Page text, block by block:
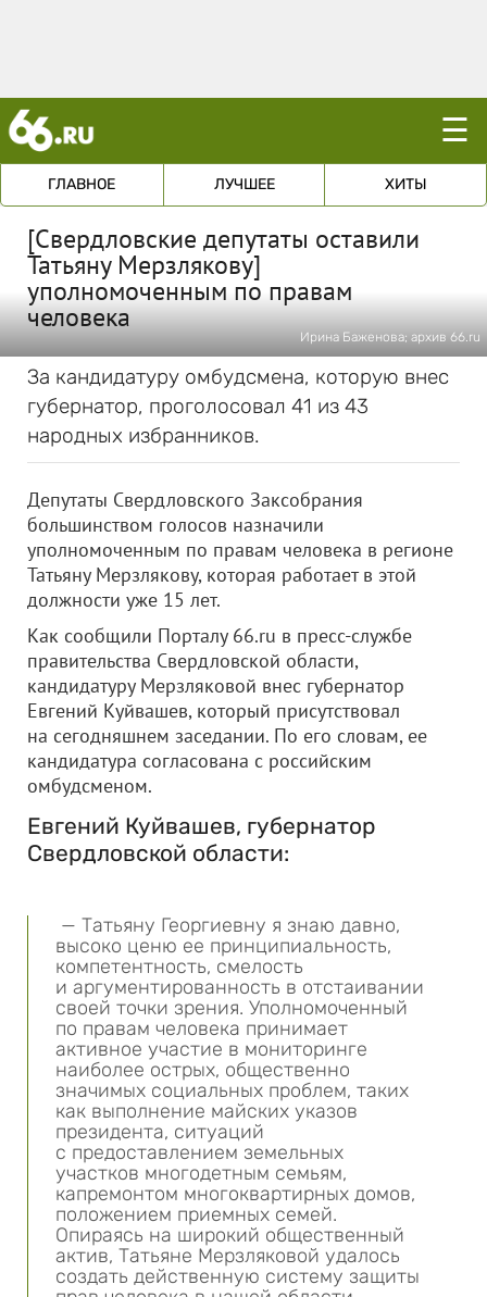
☰
ГЛАВНОЕ ЛУЧШЕЕ ХИТЫ
[Свердловские депутаты оставили
Татьяну Мерзлякову]
уполномоченным по правам
человека
Ирина Баженова; архив 66.ru
За кандидатуру омбудсмена, которую внес
губернатор, проголосовал 41 из 43
народных избранников.
Депутаты Свердловского Заксобрания
большинством голосов назначили
уполномоченным по правам человека в регионе
Татьяну Мерзлякову, которая работает в этой
должности уже 15 лет.
Как сообщили Порталу 66.ru в пресс-службе
правительства Свердловской области,
кандидатуру Мерзляковой внес губернатор
Евгений Куйвашев, который присутствовал
на сегодняшнем заседании. По его словам, ее
кандидатура согласована с российским
омбудсменом.
Евгений Куйвашев, губернатор
Свердловской области:
— Татьяну Георгиевну я знаю давно,
высоко ценю ее принципиальность,
компетентность, смелость
и аргументированность в отстаивании
своей точки зрения. Уполномоченный
по правам человека принимает
активное участие в мониторинге
наиболее острых, общественно
значимых социальных проблем, таких
как выполнение майских указов
президента, ситуаций
с предоставлением земельных
участков многодетным семьям,
капремонтом многоквартирных домов,
положением приемных семей.
Опираясь на широкий общественный
актив, Татьяне Мерзляковой удалось
создать действенную систему защиты